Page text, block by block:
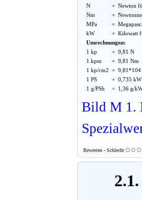
N
= Newton
Nm
=
MPa
=
kW
= Kilowatt
Umrechnungen:
1 kp
= 9,81 N
1 kpm
= 9,81 Nm
1 kp/cm2 = 9,81*104
1 PS
= 0,735 kW
1 g/PSh
= 1,36 g/
Bild M 1.
Bewerten - Schlecht